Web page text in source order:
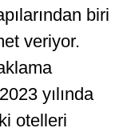
biri
veriyor.
yılında
otelleri